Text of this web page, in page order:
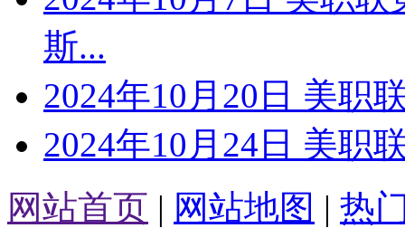
斯...
2024年10月20日 美职
2024年10月24日 美职
网站首页 | 网站地图 | 热